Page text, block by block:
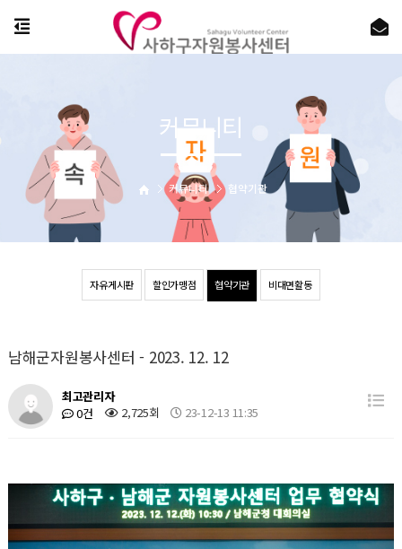
자유게시판 할인가맹점 협약기관 비대면활동
커뮤니티 협약기관
커뮤니티
남해군자원봉사센터 - 2023. 12. 12
최고관리자
0건
2,725회 23-12-13 11:35